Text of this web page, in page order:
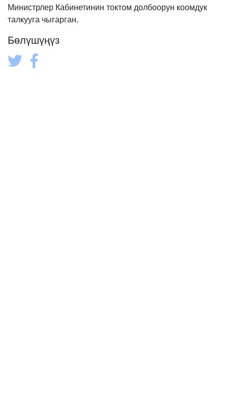
Министрлер Кабинетинин токтом долбоорун коомдук
талкууга чыгарган.
Бөлүшүңүз